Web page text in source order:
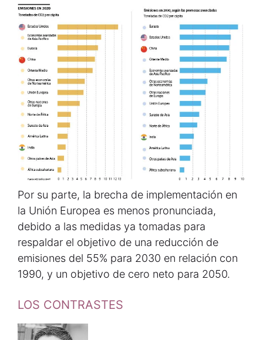
Por su parte, la brecha de implementación en
la Unión Europea es menos pronunciada,
debido a las medidas ya tomadas para
respaldar el objetivo de una reducción de
emisiones del 55% para 2030 en relación con
1990, y un objetivo de cero neto para 2050.
LOS CONTRASTES